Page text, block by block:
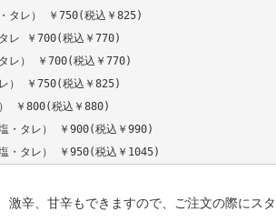
タレ） ￥750(税込￥825)
レ ￥700(税込￥770)
レ） ￥700(税込￥770)
） ￥750(税込￥825)
￥800(税込￥880)
・タレ） ￥900(税込￥990)
・タレ） ￥950(税込￥1045)
激辛、甘辛もできますので、ご注文の際にス